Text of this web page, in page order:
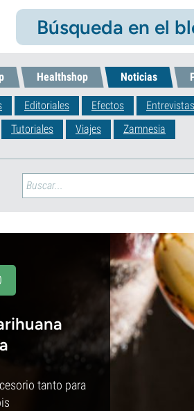
Búsqueda en el
Healthshop Noticias
Editoriales Efectos Entrevistas
Tutoriales Viajes Zamnesia
tanto para